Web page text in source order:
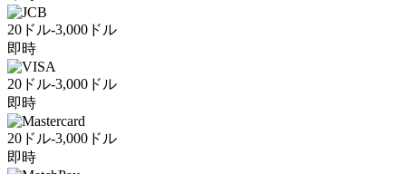
20ドル-3,000ドル
即時
20ドル-3,000ドル
即時
20ドル-3,000ドル
即時